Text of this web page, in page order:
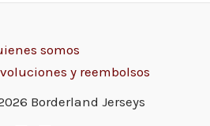
somos
y reembolsos
Borderland Jerseys